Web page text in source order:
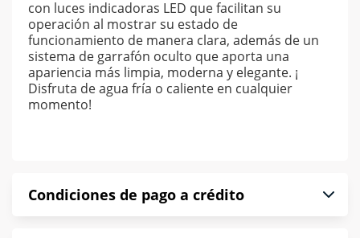
con luces indicadoras LED que facilitan su
operación al mostrar su estado de
funcionamiento de manera clara, además de un
sistema de garrafón oculto que aporta una
apariencia más limpia, moderna y elegante. ¡
Disfruta de agua fría o caliente en cualquier
momento!
Condiciones de pago a crédito